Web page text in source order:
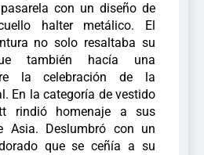
con un diseño de
halter metálico. El
no solo resaltaba su
también hacía una
la celebración de la
En la categoría de vestido
rindió homenaje a sus
Asia. Deslumbró con un
que se ceñía a su